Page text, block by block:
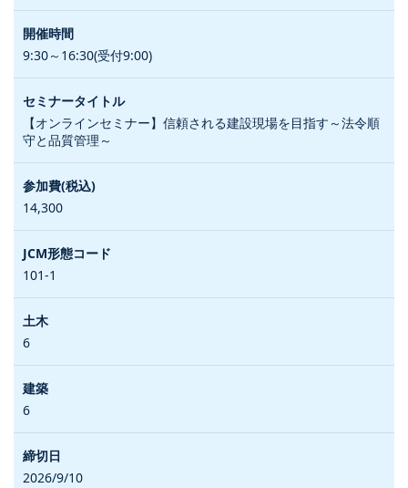
9:30～16:30(受付9:00)
【オンラインセミナー】信頼される建設現場を目指す～法令順
守と品質管理～
14,300
101-1
6
6
2026/9/10